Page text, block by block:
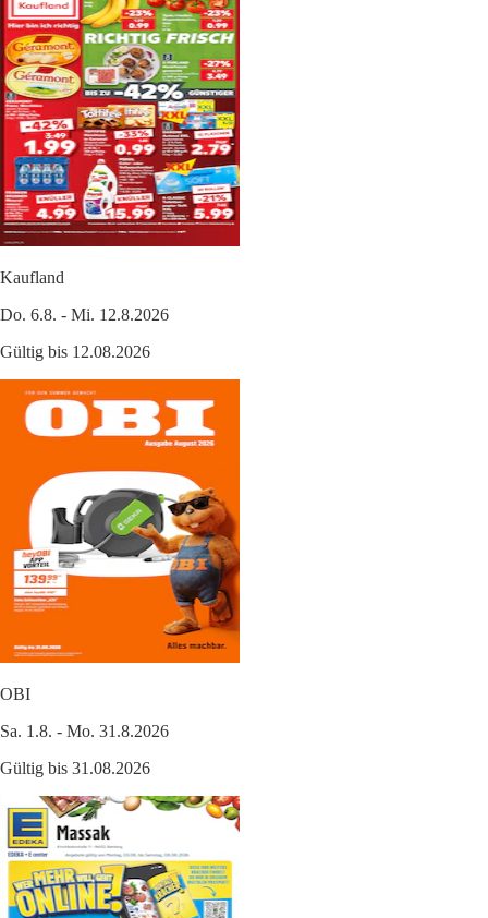
Kaufland
Do. 6.8. - Mi. 12.8.2026
Gültig bis 12.08.2026
OBI
Sa. 1.8. - Mo. 31.8.2026
Gültig bis 31.08.2026